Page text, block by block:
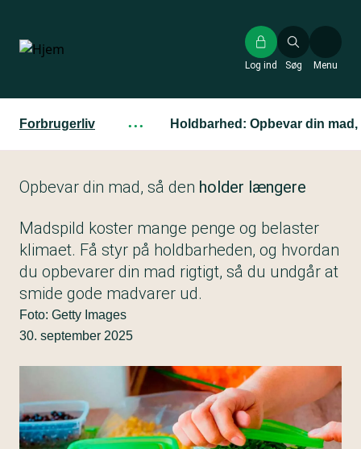
hovedindhold
Søg
Log ind Menu
Forbrugerliv ··· Holdbarhed: Opbevar din
Opbevar din mad, så den holder længere
Madspild koster mange penge og belaster
klimaet. Få styr på holdbarheden, og hvordan
du opbevarer din mad rigtigt, så du undgår at
smide gode madvarer ud.
Foto: Getty Images
30. september 2025